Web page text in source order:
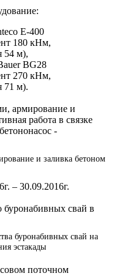
Е-400
180 кНм,
54 м),
BG28
270 кНм,
71 м).
и заливка бетоном
– 30.09.2016г.
буронабивных свай на
эстакады